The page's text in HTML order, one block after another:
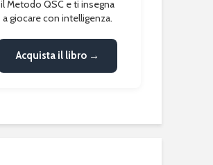
il Metodo QSC e ti insegna
a giocare con intelligenza.
Acquista il libro →